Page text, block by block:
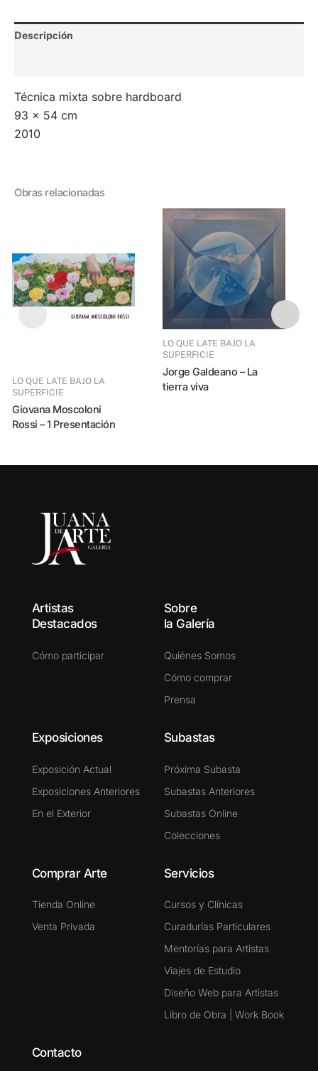
Descripción
Técnica mixta sobre hardboard
93 x 54 cm
2010
Obras relacionadas
LO QUE LATE BAJO LA
SUPERFICIE
Giovana Moscoloni
Rossi – 1 Presentación
LO QUE LATE BAJO LA
SUPERFICIE
Jorge Galdeano – La
tierra viva
Artistas
Destacados
Cómo participar
Sobre
la Galería
Quiénes Somos
Cómo comprar
Prensa
Exposiciones
Exposición Actual
Exposiciones Anteriores
En el Exterior
Subastas
Próxima Subasta
Subastas Anteriores
Subastas Online
Colecciones
Comprar Arte
Tienda Online
Venta Privada
Servicios
Cursos y Clínicas
Curadurías Particulares
Mentorías para Artistas
Viajes de Estudio
Diseño Web para Artistas
Libro de Obra | Work Book
Contacto